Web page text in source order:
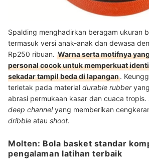
Spalding menghadirkan beragam ukuran
termasuk versi anak-anak dan dewasa
Rp250 ribuan. Warna serta motifnya
personal cocok untuk memperkuat
sekadar tampil beda di lapangan.
terletak pada material durable rubber
abrasi permukaan kasar dan cuaca tropis.
deep channelyang memberikan
dribble atau shoot.
Molten: Bola basket standar
pengalaman latihan terbaik